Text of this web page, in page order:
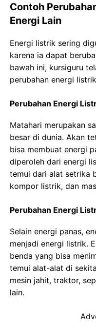
Contoh
Energi Lain
Energi listrik sering
karena ia dapat
bawah ini, kursiguru
perubahan energi
Perubahan Energi
Matahari merupakan
besar di dunia. Akan
bisa membuat energi
diperoleh dari energi
temui dari alat setrika
kompor listrik, dan
Perubahan Energi
Selain energi panas,
menjadi energi listrik.
benda yang bisa
temui alat-alat di
mesin jahit, traktor,
lain.